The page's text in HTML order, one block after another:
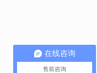
在线咨询
售前咨询